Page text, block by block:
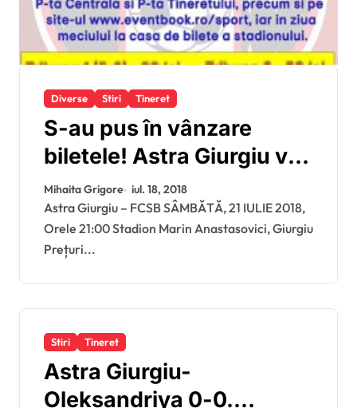
Diverse Stiri Tineret
S-au pus în vânzare
biletele! Astra Giurgiu vs
FCSB
Mihaita Grigore iul. 18, 2018
Astra Giurgiu – FCSB SÂMBĂTĂ, 21 IULIE 2018,
Orele 21:00 Stadion Marin Anastasovici, Giurgiu
Prețuri...
Stiri Tineret
Astra Giurgiu-
Oleksandriya 0-0.